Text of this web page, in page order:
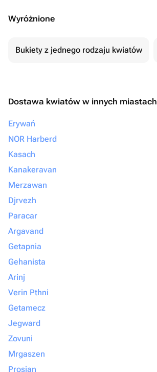
Wyróżnione
Bukiety z jednego rodzaju kwiatów
Dostawa kwiatów w innych miastach
Erywań
NOR Harberd
Kasach
Kanakeravan
Merzawan
Djrvezh
Paracar
Argavand
Getapnia
Gehanista
Arinj
Verin Pthni
Getamecz
Jegward
Zovuni
Mrgaszen
Prosjan